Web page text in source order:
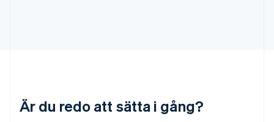
Är du redo att sätta i gång?
English简体中文
Malta